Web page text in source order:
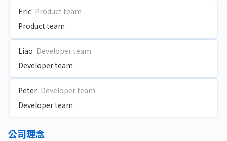
Eric Product team
Product team
Liao Developer team
Developer team
Peter Developer team
Developer team
公司理念